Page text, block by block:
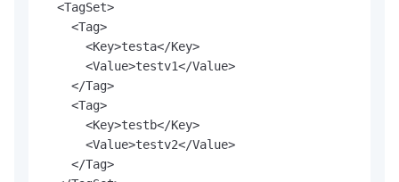
  <TagSet>
    <Tag>
      <Key>testa</Key>
      <Value>testv1</Value>
    </Tag>
    <Tag>
      <Key>testb</Key>
      <Value>testv2</Value>
    </Tag>